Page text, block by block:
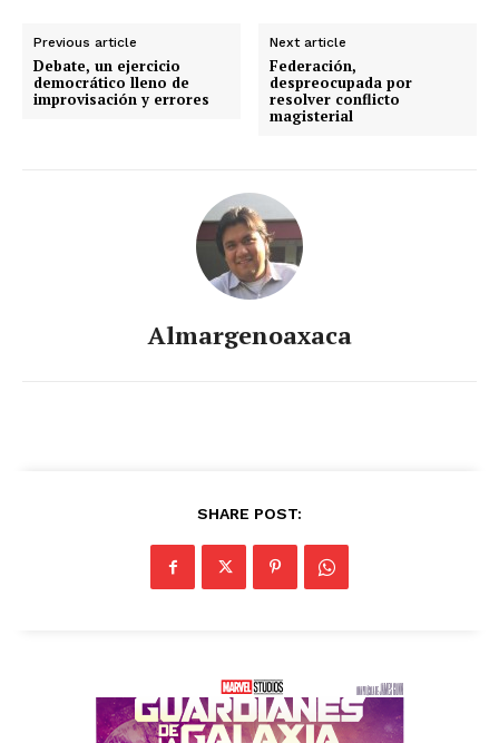
Previous article
Debate, un ejercicio
democrático lleno de
improvisación y errores
Next article
Federación,
despreocupada por
resolver conflicto
magisterial
Almargenoaxaca
SHARE POST: